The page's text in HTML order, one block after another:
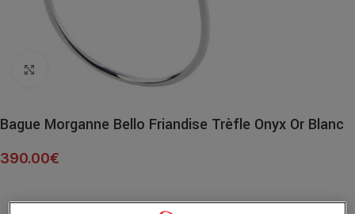
Click to enlarge
Bague Morganne Bello Friandise Trèfle Onyx Or Blanc
390.00€